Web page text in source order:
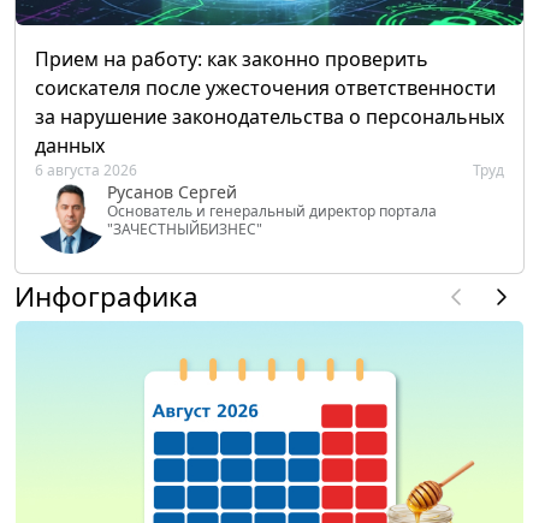
Прием на работу: как законно проверить
соискателя после ужесточения ответственности
за нарушение законодательства о персональных
данных
6 августа 2026 Труд
Русанов Сергей
Основатель и генеральный директор портала
"ЗАЧЕСТНЫЙБИЗНЕС"
Инфографика